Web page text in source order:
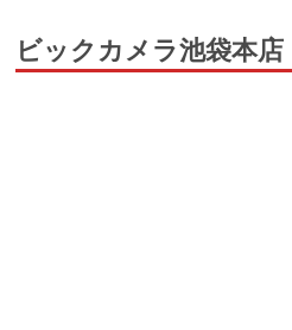
ビックカメラ池袋本店